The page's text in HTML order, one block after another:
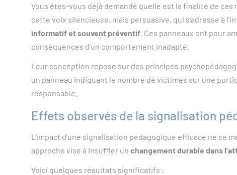
Vous êtes-vous déjà demandé quelle est la finalité de
cette voix silencieuse, mais persuasive, qui s'adresse à
informatif et souvent préventif . Ces panneaux ont pour
conséquences d'un comportement inadapté.
Leur conception repose sur des principes
un panneau indiquant le nombre de victimes sur une
responsable.
Effets observés de la signalisation
L'impact d'une signalisation pédagogique efficace ne se
approche vise à insuffler un changement durable dans
Voici quelques résultats significatifs :